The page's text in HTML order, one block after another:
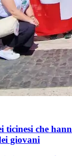
ticinesi che
giovani